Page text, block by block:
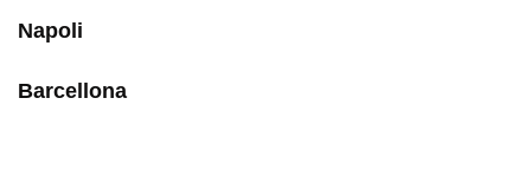
Napoli
Barcellona